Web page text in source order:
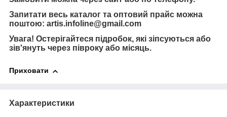
Запитати весь каталог та оптовий прайс можна
поштою: artis.infoline@gmail.com
Увага! Остерігайтеся підробок, які зіпсуються або
зів'януть через півроку або місяць.
Приховати
Характеристики